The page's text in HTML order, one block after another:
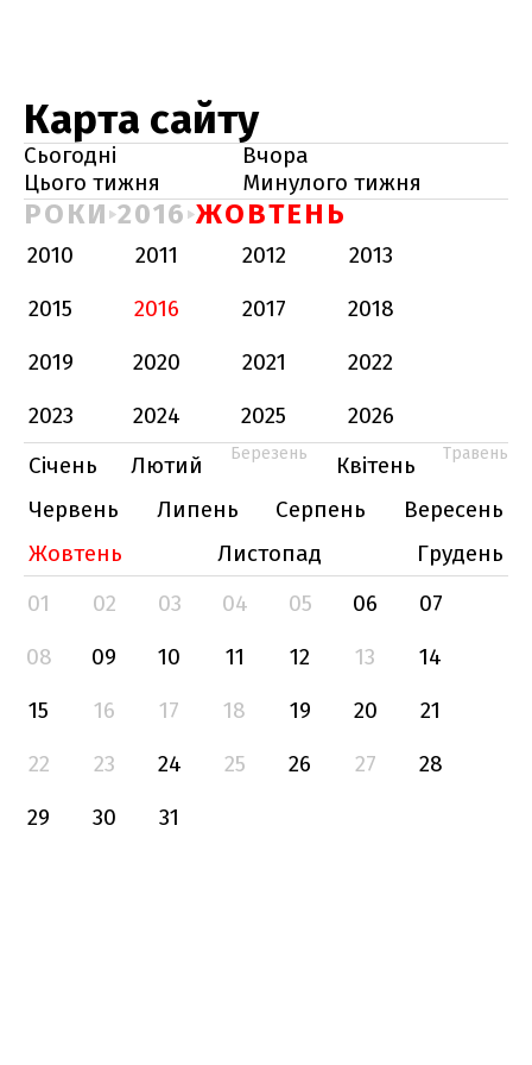
Карта сайту
Сьогодні
Вчора
Цього тижня
Минулого тижня
РОКИ 2016 ЖОВТЕНЬ
2010 2011 2012
2013
2015
2016 2017
2018
2019
2020 2021
2022
2023
2024 2025
2026
Січень
Лютий Березень Квітень Травень
Червень Липень Серпень
Вересень
Жовтень
Листопад
Грудень
01
02 03 04 05 06
07
08
09 10 11 12 13
14
15
16 17 18 19 20
21
22
23 24 25 26 27
28
29
30 31